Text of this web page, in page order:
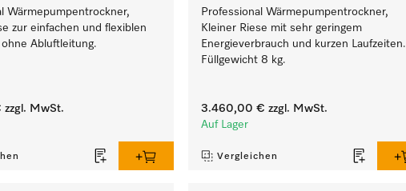
Wärmepumpentrockner,
zur einfachen und flexiblen
Abluftleitung.
zzgl. MwSt.
Professional Wärmepumpentrockner,
Kleiner Riese mit sehr geringem
Energieverbrauch und kurzen Laufzeiten.
Füllgewicht 8 kg.
3.460,00 € zzgl. MwSt.
Auf Lager
Vergleichen